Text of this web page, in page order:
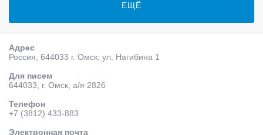
ЕЩЁ
Адрес
Россия, 644033 г. Омск, ул. Нагибина 1
Для писем
644033, г. Омск, а/я 2826
Телефон
+7 (3812) 433-883
Электронная почта